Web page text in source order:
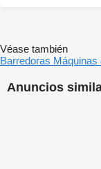
Anuncios
Véase también
Barredoras Máquinas